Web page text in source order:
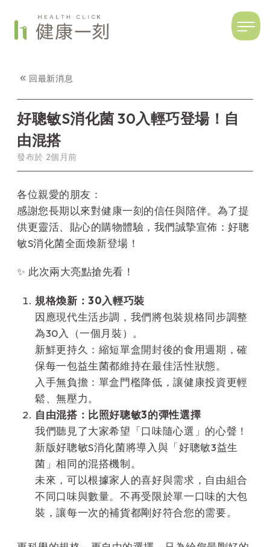
回最新消息
好聰敏S消化菌 30入輕巧登場！自
由混搭
發布於 2個月前
各位親愛的朋友：
感謝您長期以來對健康一刻的信任與陪伴。為了提
供更靈活、貼心的購物體驗，我們誠摯宣佈：好聰
敏S消化菌全面煥新登場！
✨ 此次兩大亮點搶先看！
規格煥新：30入輕巧裝
因應現代生活步調，我們將包裝規格同步調整
為30入（一個月裝）。
新鮮更持久：縮短單盒開封後的食用週期，確
保每一包益生菌都維持在最佳活性狀態。
入手無負擔：單盒門檻降低，讓健康投資更輕
鬆、無壓力。
自由混搭：比照好聰敏3的彈性選擇
我們聽見了大家希望「口味隨心選」的心聲！
新版好聰敏S消化菌將導入與「好聰敏3益生
菌」相同的混搭機制。
未來，可以根據家人的喜好與需求，自由組合
不同口味與數量。不再受限於單一口味的大包
裝，讓每一次的補貨都剛好符合您的需要。